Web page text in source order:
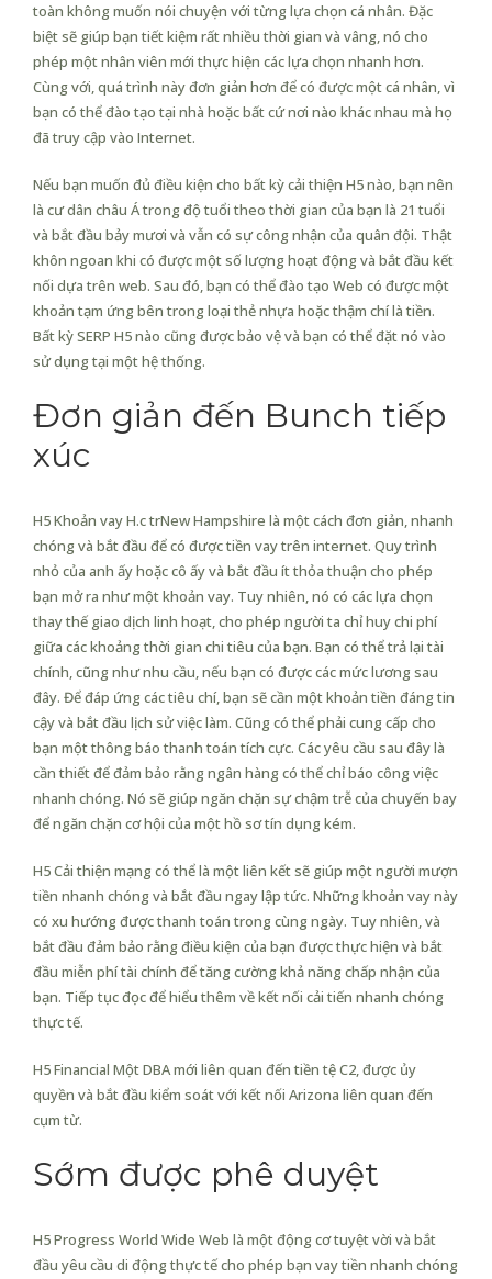
toàn không muốn nói chuyện với từng lựa chọn cá nhân. Đặc
biệt sẽ giúp bạn tiết kiệm rất nhiều thời gian và vâng, nó cho
phép một nhân viên mới thực hiện các lựa chọn nhanh hơn.
Cùng với, quá trình này đơn giản hơn để có được một cá nhân, vì
bạn có thể đào tạo tại nhà hoặc bất cứ nơi nào khác nhau mà họ
đã truy cập vào Internet.
Nếu bạn muốn đủ điều kiện cho bất kỳ cải thiện H5 nào, bạn nên
là cư dân châu Á trong độ tuổi theo thời gian của bạn là 21 tuổi
và bắt đầu bảy mươi và vẫn có sự công nhận của quân đội. Thật
khôn ngoan khi có được một số lượng hoạt động và bắt đầu kết
nối dựa trên web. Sau đó, bạn có thể đào tạo Web có được một
khoản tạm ứng bên trong loại thẻ nhựa hoặc thậm chí là tiền.
Bất kỳ SERP H5 nào cũng được bảo vệ và bạn có thể đặt nó vào
sử dụng tại một hệ thống.
Đơn giản đến Bunch tiếp
xúc
H5 Khoản vay H.c trNew Hampshire là một cách đơn giản, nhanh
chóng và bắt đầu để có được tiền vay trên internet. Quy trình
nhỏ của anh ấy hoặc cô ấy và bắt đầu ít thỏa thuận cho phép
bạn mở ra như một khoản vay. Tuy nhiên, nó có các lựa chọn
thay thế giao dịch linh hoạt, cho phép người ta chỉ huy chi phí
giữa các khoảng thời gian chi tiêu của bạn. Bạn có thể trả lại tài
chính, cũng như nhu cầu, nếu bạn có được các mức lương sau
đây. Để đáp ứng các tiêu chí, bạn sẽ cần một khoản tiền đáng tin
cậy và bắt đầu lịch sử việc làm. Cũng có thể phải cung cấp cho
bạn một thông báo thanh toán tích cực. Các yêu cầu sau đây là
cần thiết để đảm bảo rằng ngân hàng có thể chỉ báo công việc
nhanh chóng. Nó sẽ giúp ngăn chặn sự chậm trễ của chuyến bay
để ngăn chặn cơ hội của một hồ sơ tín dụng kém.
H5 Cải thiện mạng có thể là một liên kết sẽ giúp một người mượn
tiền nhanh chóng và bắt đầu ngay lập tức. Những khoản vay này
có xu hướng được thanh toán trong cùng ngày. Tuy nhiên, và
bắt đầu đảm bảo rằng điều kiện của bạn được thực hiện và bắt
đầu miễn phí tài chính để tăng cường khả năng chấp nhận của
bạn. Tiếp tục đọc để hiểu thêm về kết nối cải tiến nhanh chóng
thực tế.
H5 Financial Một DBA mới liên quan đến tiền tệ C2, được ủy
quyền và bắt đầu kiểm soát với kết nối Arizona liên quan đến
cụm từ.
Sớm được phê duyệt
H5 Progress World Wide Web là một động cơ tuyệt vời và bắt
đầu yêu cầu di động thực tế cho phép bạn vay tiền nhanh chóng